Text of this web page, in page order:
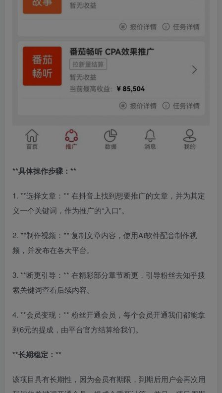
**具体操作步骤：**
1. **选择文章：** 在抖音上找到想要推广的文章，并为其定
义一个关键词，作为推广的“入口”。
2. **制作视频：** 复制文章内容，使用AI软件配音制作视
频，并发布在各大平台。
3. **断更引导：** 在精彩部分章节断更，引导粉丝去知乎搜
索关键词查看后续内容。
4. **会员变现：** 粉丝开通会员，每个会员开通我们都能拿
到6元的提成，由平台官方结算给我们。
**长期稳定：**
该项目具有长期性，因为会员有期限，到期后用户会再次用